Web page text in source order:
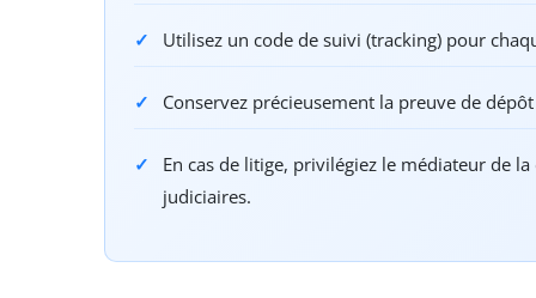
Utilisez un code de suivi (tracking) pour
Conservez précieusement la preuve de
En cas de litige, privilégiez le médiateur de
judiciaires.